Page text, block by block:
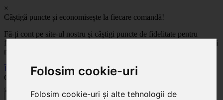
Folosim cookie-uri
Folosim cookie-uri și alte tehnologii de
×
Câștigă puncte și economisește la fiecare comandă!
Fă-ți cont pe site-ul nostru și câștigi puncte de fidelitate pentru
fiecare comandă! Cu cât comanzi mai mult, cu atât economisești mai
mult!
Înregistrează-te acum
Celoplast